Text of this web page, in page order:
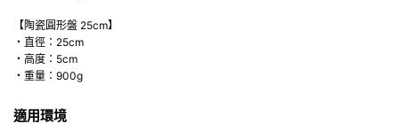
【陶瓷圓形盤 25cm】
・直徑：25cm
・高度：5cm
・重量：900g
適用環境